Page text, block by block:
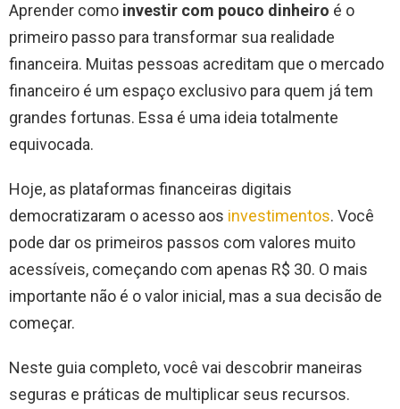
Aprender como investir com pouco dinheiro é o
primeiro passo para transformar sua realidade
financeira. Muitas pessoas acreditam que o mercado
financeiro é um espaço exclusivo para quem já tem
grandes fortunas. Essa é uma ideia totalmente
equivocada.
Hoje, as plataformas financeiras digitais
democratizaram o acesso aos investimentos. Você
pode dar os primeiros passos com valores muito
acessíveis, começando com apenas R$ 30. O mais
importante não é o valor inicial, mas a sua decisão de
começar.
Neste guia completo, você vai descobrir maneiras
seguras e práticas de multiplicar seus recursos.